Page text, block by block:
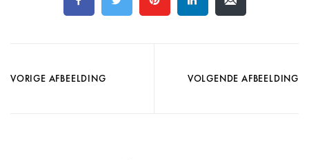
VORIGE AFBEELDING VOLGENDE AFBEELDING